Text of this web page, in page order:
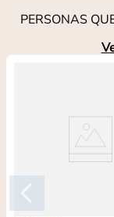
PERSONAS